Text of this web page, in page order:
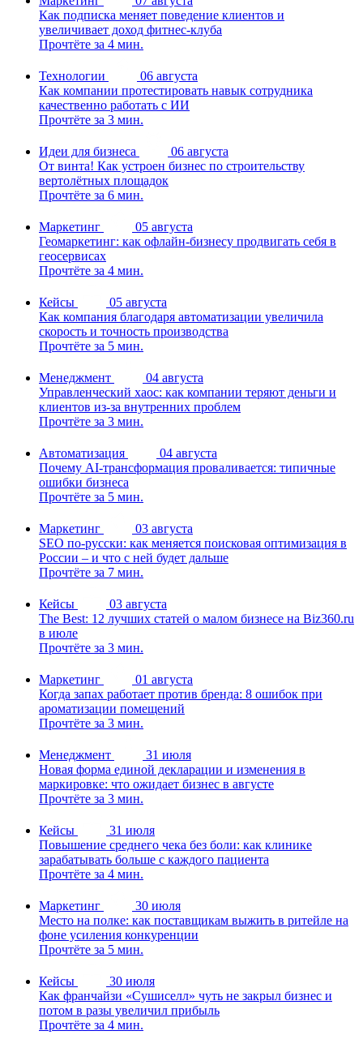
Как подписка меняет поведение клиентов и
увеличивает доход фитнес-клуба
Прочтёте за 4 мин.
Технологии
06 августа
Как компании протестировать навык сотрудника
качественно работать с ИИ
Прочтёте за 3 мин.
Идеи для бизнеса
06 августа
От винта! Как устроен бизнес по строительству
вертолётных площадок
Прочтёте за 6 мин.
Маркетинг
05 августа
Геомаркетинг: как офлайн-бизнесу продвигать себя в
геосервисах
Прочтёте за 4 мин.
Кейсы
05 августа
Как компания благодаря автоматизации увеличила
скорость и точность производства
Прочтёте за 5 мин.
Менеджмент
04 августа
Управленческий хаос: как компании теряют деньги и
клиентов из-за внутренних проблем
Прочтёте за 3 мин.
Автоматизация
04 августа
Почему AI-трансформация проваливается: типичные
ошибки бизнеса
Прочтёте за 5 мин.
Маркетинг
03 августа
SEO по-русски: как меняется поисковая оптимизация в
России – и что с ней будет дальше
Прочтёте за 7 мин.
Кейсы
03 августа
The Best: 12 лучших статей о малом бизнесе на Biz360.ru
в июле
Прочтёте за 3 мин.
Маркетинг
01 августа
Когда запах работает против бренда: 8 ошибок при
ароматизации помещений
Прочтёте за 3 мин.
Менеджмент
31 июля
Новая форма единой декларации и изменения в
маркировке: что ожидает бизнес в августе
Прочтёте за 3 мин.
Кейсы
31 июля
Повышение среднего чека без боли: как клинике
зарабатывать больше с каждого пациента
Прочтёте за 4 мин.
Маркетинг
30 июля
Место на полке: как поставщикам выжить в ритейле на
фоне усиления конкуренции
Прочтёте за 5 мин.
Кейсы
30 июля
Как франчайзи «Сушиселл» чуть не закрыл бизнес и
потом в разы увеличил прибыль
Прочтёте за 4 мин.